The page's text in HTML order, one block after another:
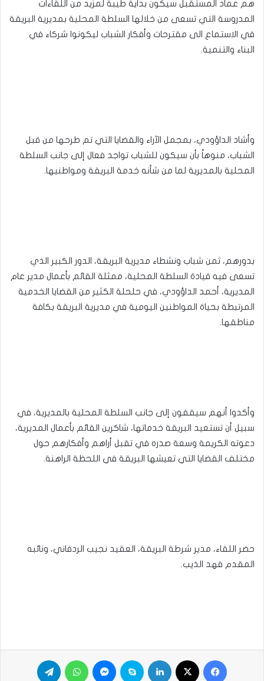
هم عماد المستقبل سيكون بداية طيبة لمزيد من اللقاءات
المدروسة التي تسعى من خلالها السلطة المحلية بمديرية البريقة
في الاستماع الى مقترحات وأفكار الشباب ليكونوا شركاء في
البناء والتنمية.
وأشاد الداؤودي، بمجمل الآراء والقضايا التي تم طرحها من قبل
الشباب، منوهاً بأن سيكون للشباب تواجد فعال إلى جانب السلطة
المحلية بالمديرية لما من شأنه خدمة البريقة ومواطنيها.
بدورهم، ثمن شباب ونشطاء مديرية البريقة، الدور الكبير الذي
تسعى فيه قيادة السلطة المحلية، ممثلة القائم بأعمال مدير عام
المديرية، أحمد الداؤودي، في حلحلة الكثير من القضايا الخدمية
المرتبطة بحياة المواطنين اليومية في مديرية البريقة بكافة
مناطقها.
وأكدوا أنهم سيقفون إلى جانب السلطة المحلية بالمديرية، في
سبيل أن تستعيد البريقة خدماتها، شاكرين القائم بأعمال المديرية،
دعوته الكريمة وسعة صدره في تقبل أراهم وأفكارهم حول
مختلف القضايا التي تعيشها البريقة في اللحظة الراهنة.
حضر اللقاء، مدير شرطة البريقة، العقيد نجيب الردفاني، ونائبه
المقدم فهد الذيب.